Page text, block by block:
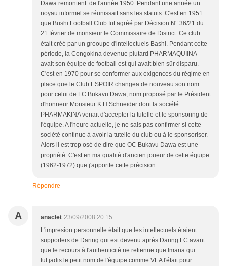
Dawa remontent de l'année 1950. Pendant une année un
noyau informel se réunissait sans les statuts. C'est en 1951
que Bushi Football Club fut agréé par Décision N° 36/21 du
21 février de monsieur le Commissaire de District. Ce club
était créé par un grooupe d'intellectuels Bashi. Pendant cette
période, la Congokina devenue plutard PHARMAQUIINA
avait son équipe de football est qui avait bien sûr disparu.
C'est en 1970 pour se conformer aux exigences du régime en
place que le Club ESPOIR changea de nouveau son nom
pour celui de FC Bukavu Dawa, nom proposé par le Président
d'honneur Monsieur K.H Schneider dont la société
PHARMAKINA venait d'accepter la tutelle et le sponsoring de
l'équipe. A l'heure actuelle, je ne sais pas confirmer si cette
société continue à avoir la tutelle du club ou à le sponsoriser.
Alors il est trop osé de dire que OC Bukavu Dawa est une
propriété. C'est en ma qualité d'ancien joueur de cette équipe
(1962-1972) que j'apportte cette précision.
Répondre
A anaclet 23/09/2008 20:15
L'impresion personnelle était que les intellectuels étaient
supporters de Daring qui est devenu après Daring FC avant
que le recours à l'authenticité ne retienne que Imana qui
fut jadis le petit nom de l'équipe comme VEA l'était pour